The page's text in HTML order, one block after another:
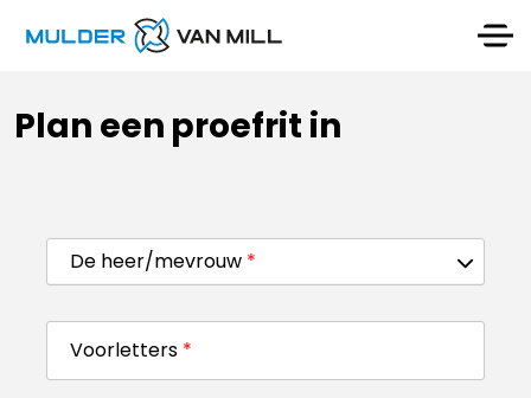
Plan een proefrit in
De heer/mevrouw *
Voorletters *